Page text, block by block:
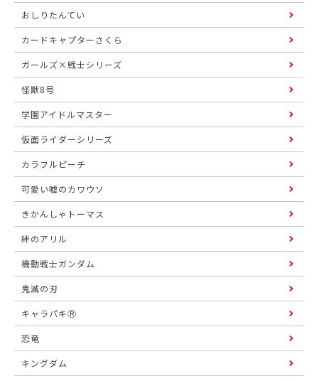
おしりたんてい
カードキャプターさくら
ガールズ×戦士シリーズ
怪獣8号
学園アイドルマスター
仮面ライダーシリーズ
カラフルピーチ
可愛い嘘のカワウソ
きかんしゃトーマス
絆のアリル
機動戦士ガンダム
鬼滅の刃
キャラパキⓇ
恐竜
キングダム